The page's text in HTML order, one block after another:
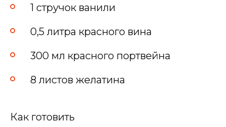
1 стручок ванили
0,5 литра красного вина
300 мл красного портвейна
8 листов желатина
Как готовить